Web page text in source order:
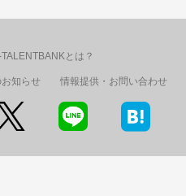
TALENTBANKとは？
知らせ 情報提供・お問い合わせ